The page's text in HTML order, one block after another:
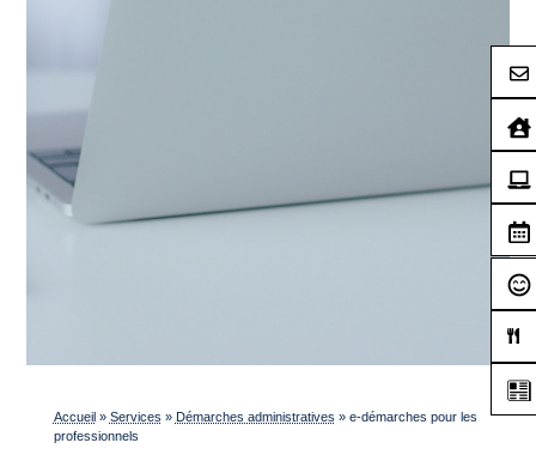
Accueil » Services » Démarches administratives » e-démarches pour les
professionnels